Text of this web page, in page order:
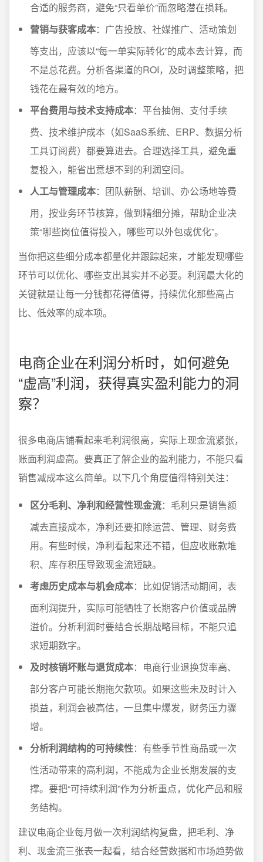
合适的服务商，避免“只看单价”而忽略潜在损耗。
营销与获客成本：广告投放、社媒推广、活动策划
等支出，应该以“每一单实际转化”的成本去计算，而
不是总花费。分析各渠道的ROI，及时调整策略，把
钱花在最有效的地方。
平台费用与技术支持成本：平台抽佣、支付手续
费、技术维护成本（如SaaS系统、ERP、数据分析
工具订阅费）都要算进去。合理选择工具，避免重
复投入，能省出意想不到的利润空间。
人工与管理成本：团队薪酬、培训、办公场地等费
用，按业务环节核算，做到精细分摊，帮助企业决
策“哪些岗位值得投入，哪些可以外包或优化”。
当你把这些细分成本都量化并跟踪起来，才能发现哪些
环节可以优化、哪些支出其实并不必要。利润最大化的
关键就是让每一分钱都花得值得，持续优化那些高占
比、低效率的成本项。
电商企业在利润分析时，如何避免
“虚高”利润，获得真实盈利能力的洞
察？
很多电商店铺看起来毛利润很高，实际上现金流紧张，
账面利润虚高。要真正了解企业的盈利能力，不能只看
销售减成本这么简单。以下几个角度值得特别关注：
区分毛利、净利和经营性现金流：毛利只是销售额
减去直接成本，净利还要扣除运营、管理、财务费
用。有些时候，净利看起来还不错，但应收账款堆
积、库存积压导致现金流短缺。
考虑历史成本与机会成本：比如促销活动期间，表
面利润提升，实际可能牺牲了长期客户价值或品牌
溢价。分析利润时要结合长期战略目标，不能只追
求短期数字。
及时核销坏账与退货成本：电商行业退换货率高、
部分客户可能长期拖欠款项。如果这些未及时计入
损益，利润会被高估，一旦集中爆发，财务压力骤
增。
分析利润结构的可持续性：有些季节性商品或一次
性活动带来的高利润，不能成为企业长期发展的支
撑。要把“可持续利润”作为分析重点，优化产品和服
务结构。
建议电商企业每月做一次利润结构复盘，把毛利、净
利、现金流三张表一起看，结合经营数据和市场趋势做